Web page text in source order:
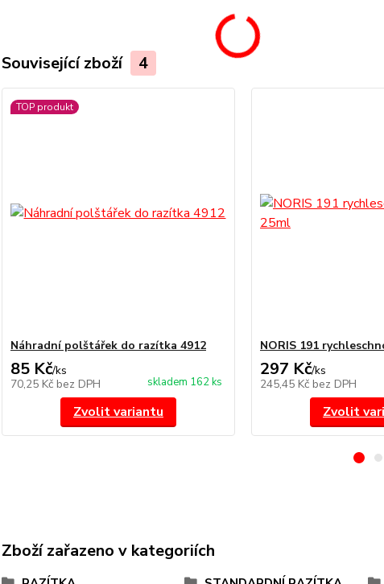
Související zboží 4
TOP produkt
Náhradní polštářek do razítka 4912
85 Kč/ks
70,25 Kč bez DPH skladem 162 ks
Zvolit variantu
NORIS 191
297 Kč/ks
245,45 Kč bez DPH
Zvolit
Zboží zařazeno v kategoriích